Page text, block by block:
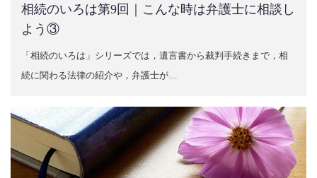
相続のいろは第9回｜こんな時は弁護士に相談し
よう③
「相続のいろは」シリーズでは，遺言書から裁判手続きまで，相
続に関わる法律の紹介や，弁護士が…